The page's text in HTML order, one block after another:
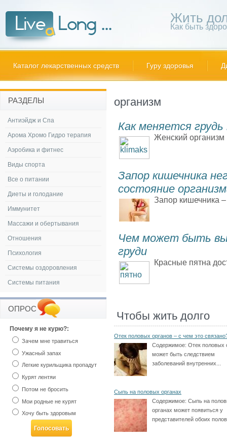
Жить
Как быть
Каталог лекарственных средств Гуру здоровья
организм
Как меняется грудь
Женский организм
Запор кишечника
состояние
Запор кишечника
Чем может быть
груди
Красные пятна
Чтобы жить долго
Отек половых органов – с чем это
Содержимое: Отек половых
может быть следствием
заболеваний внутренних...
Сыпь на половых органах
Содержимое: Сыпь на
органах может появиться у
представителей обоих
РАЗДЕЛЫ
Антиэйдж и Спа
Арома Хромо Гидро терапия
Аэробика и фитнес
Виды спорта
Все о питании
Диеты и голодание
Иммунитет
Массажи и обертывания
Отношения
Психология
Системы оздоровления
Системы питания
ОПРОС
Почему я не курю?:
Зачем мне травиться
Ужасный запах
Легкие курильщика пропадут
Курят лентяи
Потом не бросить
Мои родные не курят
Хочу быть здоровым